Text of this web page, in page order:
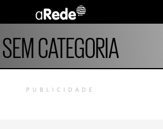
SEM CATEGORIA
PUBLICIDADE